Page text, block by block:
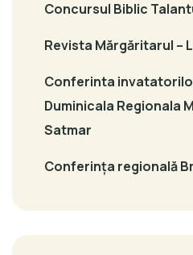
Concursul Biblic
Revista Mărgăritarul –
Conferinta
Duminicala Regionala
Satmar
Conferința regională